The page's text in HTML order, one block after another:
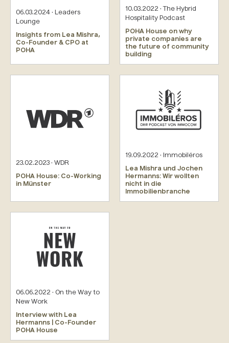
06.03.2024 · Leaders
Lounge
Insights from Lea Mishra,
Co-Founder & CPO at
POHA
10.03.2022 · The Hybrid
Hospitality Podcast
POHA House on why
private companies are
the future of community
building
23.02.2023 · WDR
POHA House: Co-Working
in Münster
19.09.2022 · Immobiléros
Lea Mishra und Jochen
Hermanns: Wir wollten
nicht in die
Immobilienbranche
06.06.2022 · On the Way to
New Work
Interview with Lea
Hermanns | Co-Founder
POHA House